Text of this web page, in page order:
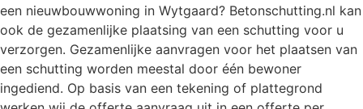
een nieuwbouwwoning in Wytgaard? Betonschutting.nl kan
ook de gezamenlijke plaatsing van een schutting voor u
verzorgen. Gezamenlijke aanvragen voor het plaatsen van
een schutting worden meestal door één bewoner
ingediend. Op basis van een tekening of plattegrond